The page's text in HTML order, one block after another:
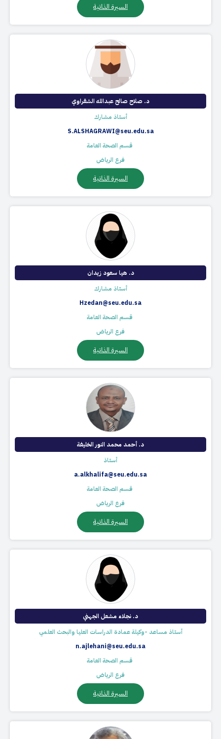
السيرة الذاتية
د. صلاح صالح عبدالله الشقراوي​
أستاذ مشارك
S.ALSHAGRAWI@seu.edu.sa
​ قسم الصحة العامة
فرع الرياض
السيرة الذاتية
د. هيا سعود زيدان
أستاذ مشارك
Hzedan@seu.edu.sa
​ قسم الصحة العامة
فرع الرياض
السيرة الذاتية
د. أحمد محمد النور الخليفة​
أستاذ
a.alkhalifa@seu.edu.sa
​ قسم الصحة العامة
فرع الرياض
السيرة الذاتية
د. نجلاء مشعل الجهني
أستاذ مساعد -وكيلة عمادة الدراسات العليا والبحث العلمي
n.ajlehani@seu.edu.sa
​ قسم الصحة العامة
فرع الرياض
السيرة الذاتية